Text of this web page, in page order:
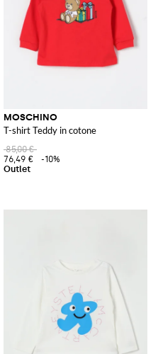
logo
MOSCHINO
T-shirt Teddy in cotone
85,00 €
76,49 €
-10%